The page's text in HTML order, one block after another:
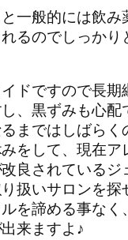
一般的には飲み
るのでしっかり
ドですので長期
、黒ずみも心配
まではしばらく
をして、現在ア
良されているジ
扱いサロンを探
を諦める事なく
来ますよ♪